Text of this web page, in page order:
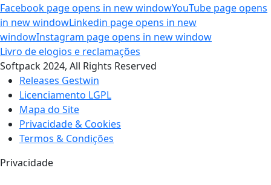
Facebook page opens in new windowYouTube page opens
in new windowLinkedin page opens in new
windowInstagram page opens in new window
Livro de elogios e reclamações
Softpack 2024, All Rights Reserved
Releases Gestwin
Licenciamento LGPL
Mapa do Site
Privacidade & Cookies
Termos & Condições
Privacidade